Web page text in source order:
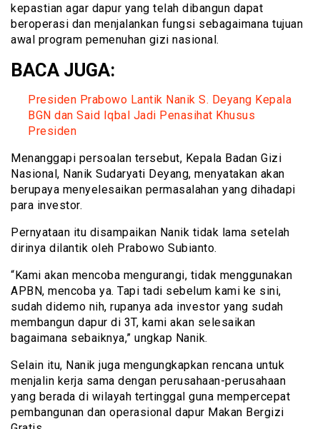
kepastian agar dapur yang telah dibangun dapat
beroperasi dan menjalankan fungsi sebagaimana tujuan
awal program pemenuhan gizi nasional.
BACA JUGA:
Presiden Prabowo Lantik Nanik S. Deyang Kepala
BGN dan Said Iqbal Jadi Penasihat Khusus
Presiden
Menanggapi persoalan tersebut, Kepala Badan Gizi
Nasional, Nanik Sudaryati Deyang, menyatakan akan
berupaya menyelesaikan permasalahan yang dihadapi
para investor.
Pernyataan itu disampaikan Nanik tidak lama setelah
dirinya dilantik oleh Prabowo Subianto.
“Kami akan mencoba mengurangi, tidak menggunakan
APBN, mencoba ya. Tapi tadi sebelum kami ke sini,
sudah didemo nih, rupanya ada investor yang sudah
membangun dapur di 3T, kami akan selesaikan
bagaimana sebaiknya,” ungkap Nanik.
Selain itu, Nanik juga mengungkapkan rencana untuk
menjalin kerja sama dengan perusahaan-perusahaan
yang berada di wilayah tertinggal guna mempercepat
pembangunan dan operasional dapur Makan Bergizi